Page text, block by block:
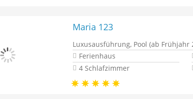
Maria 123
Luxusausführung, Pool (ab
Ferienhaus
4 Schlafzimmer